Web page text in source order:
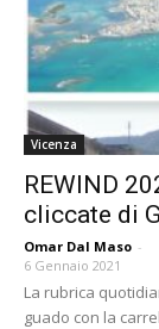
Vicenza
REWIND
cliccate di
Omar Dal Maso -
6 Gennaio 2021
La rubrica
guado con la